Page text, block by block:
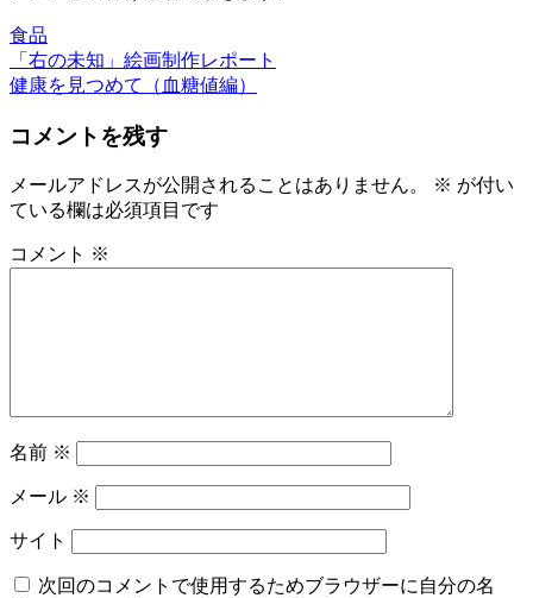
食品
投
稿
ナ
ビ
ゲ
ー
前
の
稿:
「右の未知」絵画制作レポート
次
投
健康を見つめて（血糖値編）
コメントを残す
メールアドレスが公開されることはありません。 ※ が付い
ている欄は必須項目です
コメント ※
名前 ※
メール ※
サイト
次回のコメントで使用するためブラウザーに自分の名